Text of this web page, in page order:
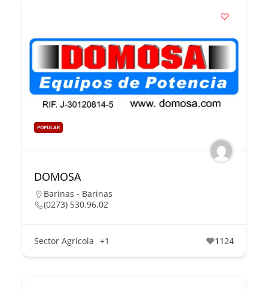
POPULAR
DOMOSA
Barinas - Barinas
(0273) 530.96.02
Sector Agrícola +1 1124